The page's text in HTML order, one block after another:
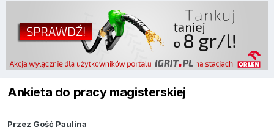
Ankieta do pracy magisterskiej
Przez Gość Paulina